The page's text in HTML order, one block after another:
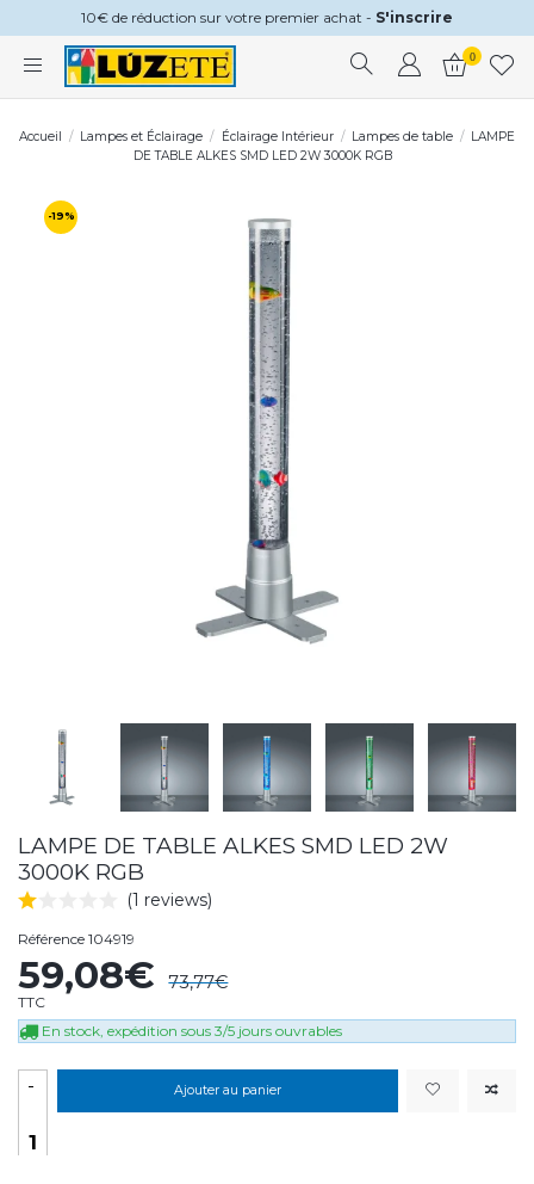
10€ de réduction sur votre premier achat - S'inscrire
0
Accueil Lampes et Éclairage Éclairage Intérieur Lampes de table
LAMPE
DE TABLE ALKES SMD LED 2W 3000K RGB
-19%
LAMPE DE TABLE ALKES SMD LED 2W
3000K RGB
(1 reviews)
Référence 104919
59,08€ 73,77€
TTC
En stock, expédition sous 3/5 jours ouvrables
- Ajouter au panier